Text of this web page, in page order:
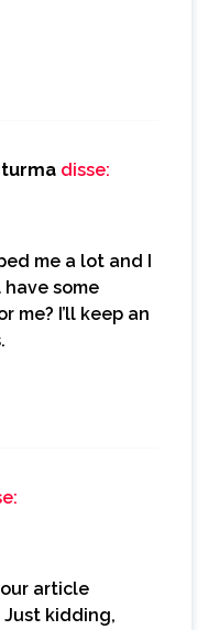
disse:
me a lot and I
some
me? I’ll keep an
article
kidding,